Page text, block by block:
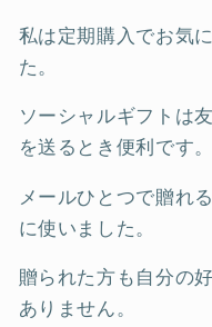
私は定期購入でお気
た。
ソーシャルギフトは
を送るとき便利です。
メールひとつで贈れ
に使いました。
贈られた方も自分の
ありません。